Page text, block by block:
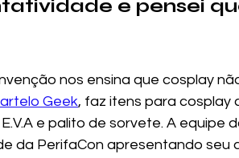
e pensei
nos ensina que cosplay
Geek, faz itens para cosplay
e palito de sorvete. A equipe
da PerifaCon apresentando